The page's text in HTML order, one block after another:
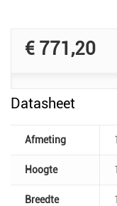
€ 771,20
Datasheet
Afmeting
Hoogte
Breedte